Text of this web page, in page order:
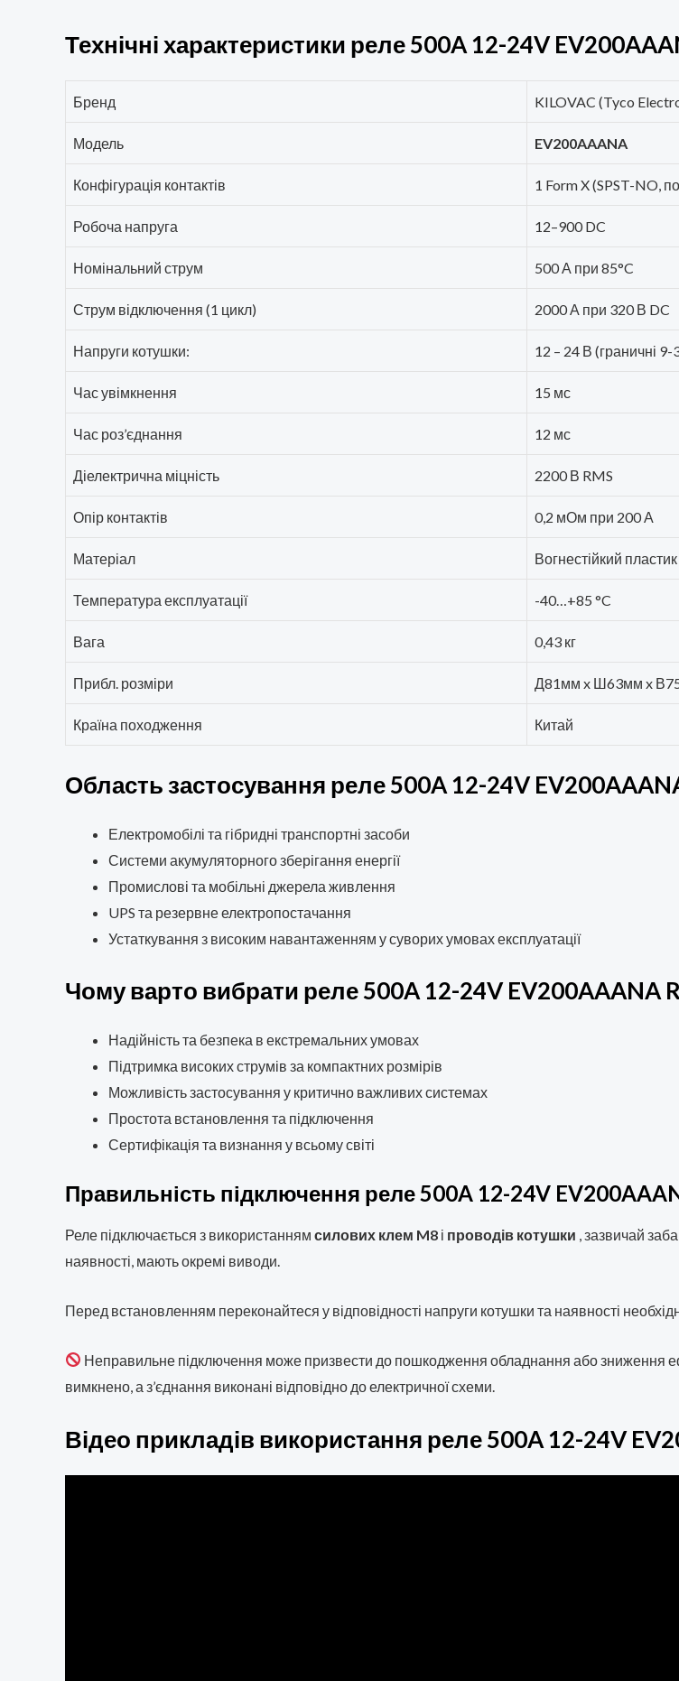
Технічні характеристики реле 500A 12-24V
Бренд KILOVAC (Tyco
Модель EV200AAANA
Конфігурація контактів 1 Form X (SPST-NO,
Робоча напруга 12–900 DC
Номінальний струм 500 А при 85°C
Струм відключення (1 цикл) 2000 А при 320 В DC
Напруги котушки: 12 – 24 В (граничні 9-
Час увімкнення 15 мс
Час роз’єднання 12 мс
Діелектрична міцність 2200 В RMS
Опір контактів 0,2 мОм при 200 А
Матеріал Вогнестійкий пластик
Температура експлуатації -40…+85 °C
Вага 0,43 кг
Прибл. розміри Д81мм x Ш63мм x
Країна походження Китай
Область застосування реле 500A 12-24V
Електромобілі та гібридні транспортні засоби
Системи акумуляторного зберігання енергії
Промислові та мобільні джерела живлення
UPS та резервне електропостачання
Устаткування з високим навантаженням у суворих умовах експлуатації
Чому варто вибрати реле 500A 12-24V EV200AAANA
Надійність та безпека в екстремальних умовах
Підтримка високих струмів за компактних розмірів
Можливість застосування у критично важливих системах
Простота встановлення та підключення
Сертифікація та визнання у всьому світі
Правильність підключення реле 500A 12-24V
Реле підключається з використанням силових клем M8 і проводів котушки , зазвичай
наявності, мають окремі виводи.
Перед встановленням переконайтеся у відповідності напруги котушки та наявності
Неправильне підключення може призвести до пошкодження обладнання або зниження
вимкнено, а з’єднання виконані відповідно до електричної схеми.
Відео прикладів використання реле500A 12-24V